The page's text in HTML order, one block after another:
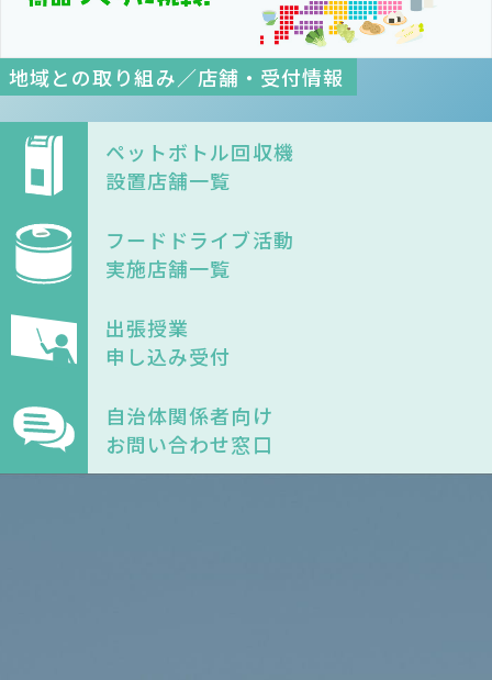
保険
学び・教育
コインランドリー（店舗限定）
宅配ロッカー（店舗限定）
自転車シェアリング（店舗限定）
モバイルバッテリーシェアリング（店舗限定）
モバイルWi-Fiバッテリーシェアリング（店舗限定）
荷物預かりサービス「ecbocloakエクボクローク」（店舗限定）
セブン‐イレブンの「商品力」
セブン-イレブンの横顔
中文[繁體字](服務)
한국어(서비스)
ภาษาไทย(บริการ)
地域との取り組み／店舗・受付情報
ペットボトル回収機
設置店舗一覧
フードドライブ活動
実施店舗一覧
出張授業
申し込み受付
自治体関係者向け
お問い合わせ窓口